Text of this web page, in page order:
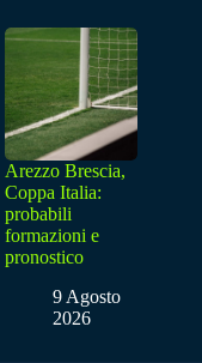
Arezzo Brescia,
Coppa Italia:
probabili
formazioni e
pronostico
9 Agosto
2026